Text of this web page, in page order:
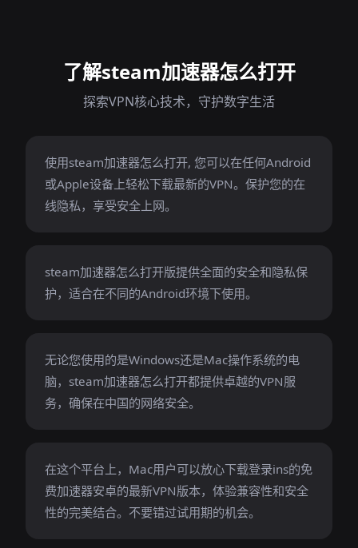
了解steam加速器怎么打开
探索VPN核心技术，守护数字生活
使用steam加速器怎么打开, 您可以在任何Android
或Apple设备上轻松下载最新的VPN。保护您的在
线隐私，享受安全上网。
steam加速器怎么打开版提供全面的安全和隐私保
护，适合在不同的Android环境下使用。
无论您使用的是Windows还是Mac操作系统的电
脑，steam加速器怎么打开都提供卓越的VPN服
务，确保在中国的网络安全。
在这个平台上，Mac用户可以放心下载登录ins的免
费加速器安卓的最新VPN版本，体验兼容性和安全
性的完美结合。不要错过试用期的机会。